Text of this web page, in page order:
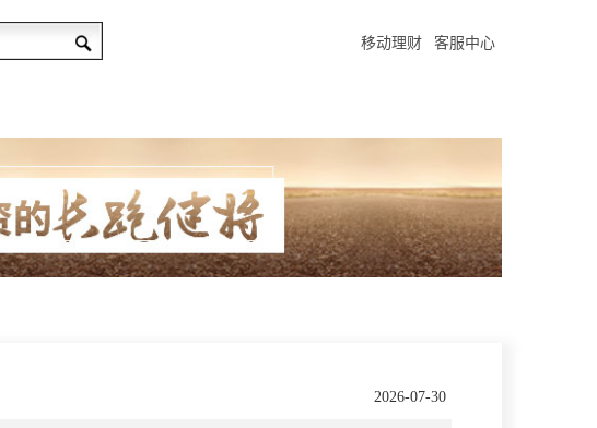
移动理财 客服中心
2026-07-30